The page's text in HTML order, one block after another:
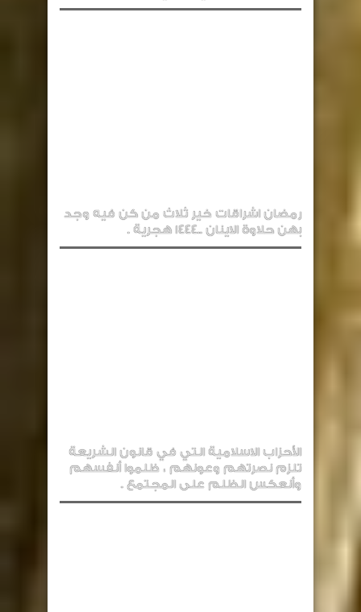
رمضان اشراقات خير ثلاث من كن فيه وجد
بهن حلاوة الاينان ..1444 هجرية .
الأحزاب الاسلامية التي في قانون الشريعة
تلزم نصرتهم وعونهم ، ظلموا أنفسهم
وأنعكس الظلم على المجتمع .